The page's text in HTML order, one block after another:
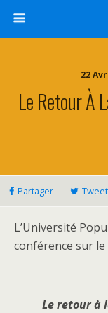
22
Le Retour À
Partager
L’Université
conférence sur
Le retour à